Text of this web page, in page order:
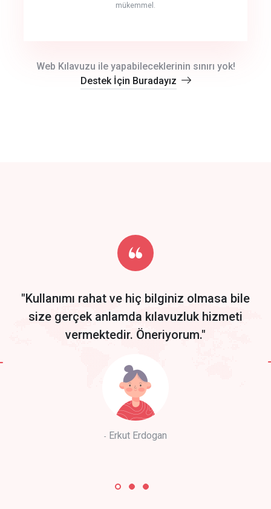
mükemmel.
Start by trying our service for 30 days free trial no credit card
required.
Web Kılavuzu ile yapabileceklerinin sınırı yok!
Destek İçin Buradayız
"Kullanımı rahat ve hiç bilginiz olmasa bile
size gerçek anlamda kılavuzluk hizmeti
vermektedir. Öneriyorum."
Erkut Erdogan